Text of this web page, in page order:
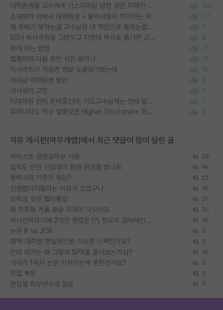
대학원생들 교수에게 가스라이팅 당한 것은 이해가 갑니다. 안타깝네요. 120
소재분야 석박사 대학원생 + 물박사들이 착각하는 거 77
왜 후배가 못하는걸 교수님은 내 책임으로 돌리는걸까요? 7
SSH 박사과정을 그만두고 지방대 박사로 옮기면 교수의 꿈은 끝일까요? 9
편애 하는 방법 17
랩홈피에 다들 본인 사진 올리냐 13
이사이트가 처음엔 정말 도움많이됐는데 16
역대급 대학원생 빌런 2
석사생의 고민 2
타대학원 컨텍 준비중인데, 지도교수님께는 언제 말씀드려야 할까요? 2
우리나라도 학구 열풍보면 Higher Doctorate 학위가 필요하다고 봅니다. 3
자유 게시판(아무개랩)에서 최근 댓글이 많이 달린 글
카이스트 경영공학부 서류 28
입학도 안한 신입생이 원래 관심을 받나요 14
물박사의 기준이 뭐임? 22
신생랩가지말라는 이유가 있었구나 16
장학금 모은 랩비통장 21
AI 학회들 거품 슬슬 지적이 나오네요 32
박사진학하기에 2억은 괜찮은 (?) 정도의 경제력인가요 16
논문 IF vs JCR 5
SPK 대학원 현실적으로 가능한 스펙인가요? 5
근데 여기는 왜 그렇게 SPK를 물어보는거임? 16
석사가 1저자 논문 가져가는게 흔한건가요? 5
면접 복장 5
편입생 학부연구생 질문 7